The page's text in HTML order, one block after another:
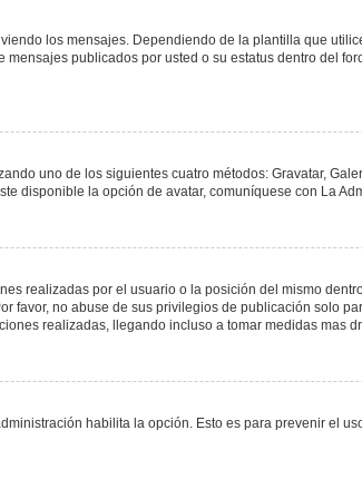
los mensajes. Dependiendo de la plantilla que
publicados por usted o su estatus dentro del
uno de los siguientes cuatro métodos: Gravatar,
disponible la opción de avatar, comuníquese con La
realizadas por el usuario o la posición del mismo
favor, no abuse de sus privilegios de publicación solo
realizadas, llegando incluso a tomar medidas mas
habilita la opción. Esto es para prevenir el